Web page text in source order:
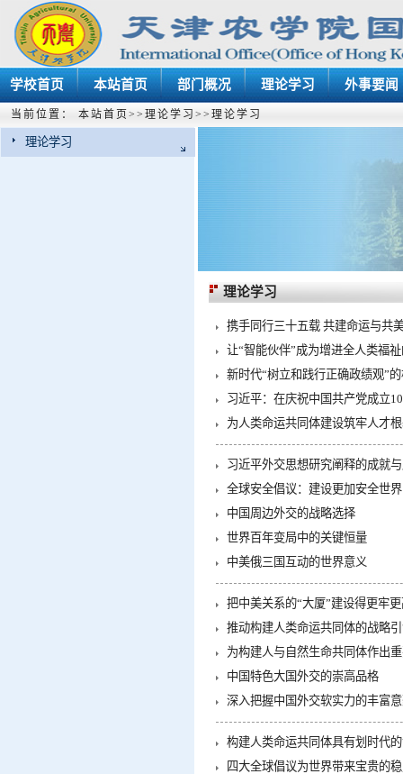
学校首页 本站首页 部门概况 理论学习 外事要闻
当前位置： 本站首页 >> 理论学习 >> 理论学习
理论学习
理论学习
携手同行三十五载 共建命运与
让“智能伙伴”成为增进全人类福
新时代“树立和践行正确政绩观”
习近平：在庆祝中国共产党成立
为人类命运共同体建设筑牢人才
习近平外交思想研究阐释的成就
全球安全倡议：建设更加安全世
中国周边外交的战略选择
世界百年变局中的关键恒量
中美俄三国互动的世界意义
把中美关系的“大厦”建设得更牢
推动构建人类命运共同体的战略
为构建人与自然生命共同体作出
中国特色大国外交的崇高品格
深入把握中国外交软实力的丰富
构建人类命运共同体具有划时代
四大全球倡议为世界带来宝贵的